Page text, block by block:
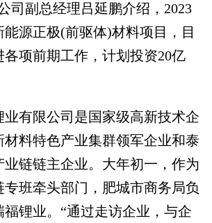
司副总经理吕延鹏介绍，2023
源正极(前驱体)材料项目，目
项前期工作，计划投资20亿
有限公司是国家级高新技术企
材料特色产业集群领军企业和泰
链链主企业。大年初一，作为
专班牵头部门，肥城市商务局负
锂业。“通过走访企业，与企